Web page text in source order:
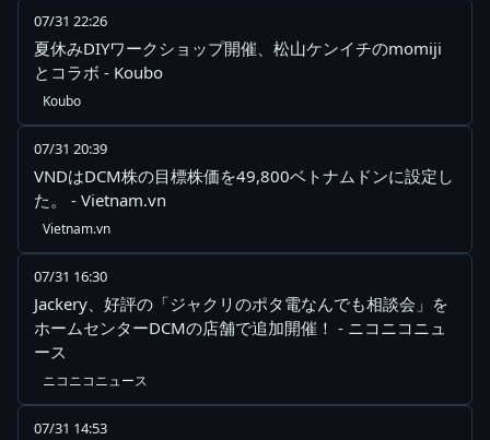
07/31 22:26
夏休みDIYワークショップ開催、松山ケンイチのmomiji
とコラボ - Koubo
Koubo
07/31 20:39
VNDはDCM株の目標株価を49,800ベトナムドンに設定し
た。 - Vietnam.vn
Vietnam.vn
07/31 16:30
Jackery、好評の「ジャクリのポタ電なんでも相談会」を
ホームセンターDCMの店舗で追加開催！ - ニコニコニュ
ース
ニコニコニュース
07/31 14:53